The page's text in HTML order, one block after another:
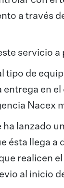
a través
servicio
tipo de
en el
Nacex
lanzado
ésta llega a
realicen
al inicio